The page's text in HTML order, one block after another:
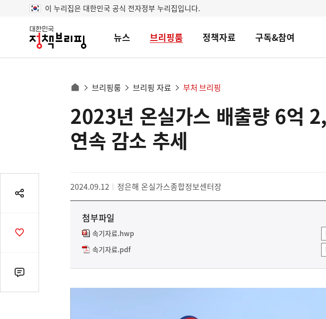
이 누리집은 대한민국 공식 전자정부 누리집입니다.
대
민
뉴스 브리핑룸 정책자료 구독&참여
로
으
로
브리핑룸 브리핑 자료 부처 브리핑
역
공
기
공
댓
글
2023년 온실가스 배출량 6억
연속 감소 추세
2024.09.12 정은해 온실가스종합정보센터장
첨부파일
속기자료.hwp
속기자료.pdf